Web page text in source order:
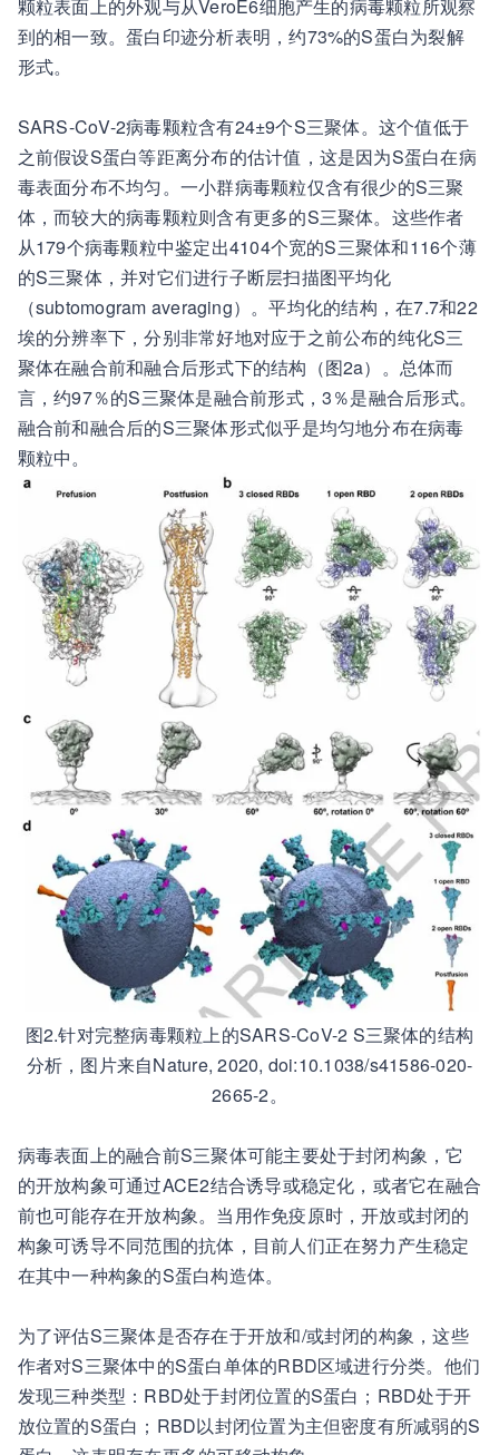
颗粒表面上的外观与从VeroE6细胞产生的病毒颗粒所观察
到的相一致。蛋白印迹分析表明，约73%的S蛋白为裂解
形式。
SARS-CoV-2病毒颗粒含有24±9个S三聚体。这个值低于
之前假设S蛋白等距离分布的估计值，这是因为S蛋白在病
毒表面分布不均匀。一小群病毒颗粒仅含有很少的S三聚
体，而较大的病毒颗粒则含有更多的S三聚体。这些作者
从179个病毒颗粒中鉴定出4104个宽的S三聚体和116个薄
的S三聚体，并对它们进行子断层扫描图平均化
（subtomogram averaging）。平均化的结构，在7.7和22
埃的分辨率下，分别非常好地对应于之前公布的纯化S三
聚体在融合前和融合后形式下的结构（图2a）。总体而
言，约97％的S三聚体是融合前形式，3％是融合后形式。
融合前和融合后的S三聚体形式似乎是均匀地分布在病毒
颗粒中。
图2.针对完整病毒颗粒上的SARS-CoV-2 S三聚体的结构
分析，图片来自Nature, 2020, doi:10.1038/s41586-020-
2665-2。
病毒表面上的融合前S三聚体可能主要处于封闭构象，它
的开放构象可通过ACE2结合诱导或稳定化，或者它在融合
前也可能存在开放构象。当用作免疫原时，开放或封闭的
构象可诱导不同范围的抗体，目前人们正在努力产生稳定
在其中一种构象的S蛋白构造体。
为了评估S三聚体是否存在于开放和/或封闭的构象，这些
作者对S三聚体中的S蛋白单体的RBD区域进行分类。他们
发现三种类型：RBD处于封闭位置的S蛋白；RBD处于开
放位置的S蛋白；RBD以封闭位置为主但密度有所减弱的S